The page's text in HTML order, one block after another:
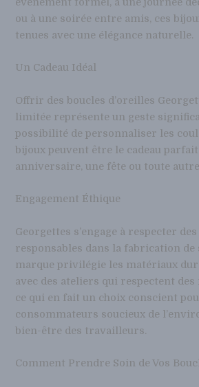
événement formel, à une journée
ou à une soirée entre amis, ces
tenues avec une élégance naturelle.
Un Cadeau Idéal
Offrir des boucles d’oreilles
limitée représente un geste
possibilité de personnaliser les
bijoux peuvent être le cadeau
anniversaire, une fête ou toute
Engagement Éthique
Georgettes s’engage à respecter
responsables dans la fabrication de
marque privilégie les matériaux
avec des ateliers qui respectent des
ce qui en fait un choix conscient
consommateurs soucieux de
bien-être des travailleurs.
Comment Prendre Soin de Vos